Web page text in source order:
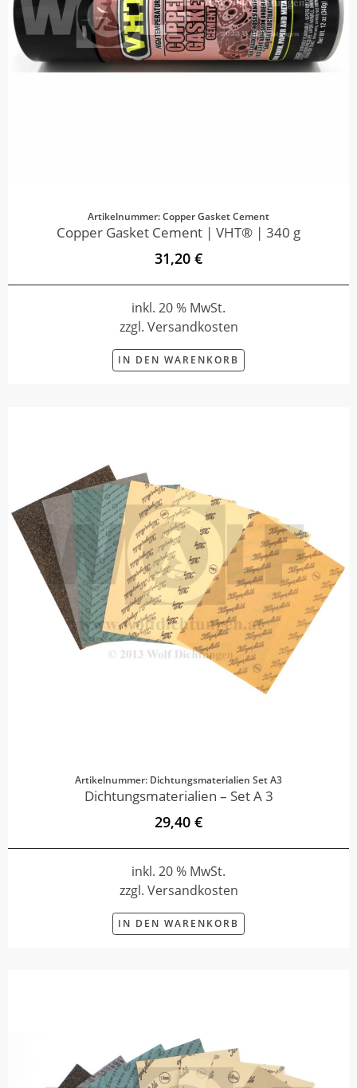
Artikelnummer: Copper Gasket Cement
Copper Gasket Cement | VHT® | 340 g
31,20 €
inkl. 20 % MwSt.
zzgl. Versandkosten
IN DEN WARENKORB
Artikelnummer: Dichtungsmaterialien Set A3
Dichtungsmaterialien – Set A 3
29,40 €
inkl. 20 % MwSt.
zzgl. Versandkosten
IN DEN WARENKORB